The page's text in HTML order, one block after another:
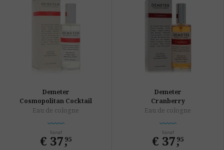
Demeter
Cosmopolitan Cocktail
Eau de cologne
Vanaf
€ 37,
95
Demeter
Cranberry
Eau de cologne
Vanaf
€ 37,
95